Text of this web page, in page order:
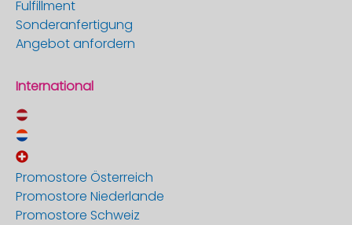
Fulfillment
Sonderanfertigung
Angebot anfordern
International
Promostore Österreich
Promostore Niederlande
Promostore Schweiz